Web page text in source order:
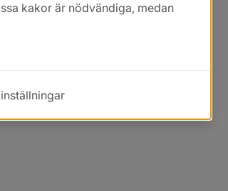
kakor är nödvändiga, medan